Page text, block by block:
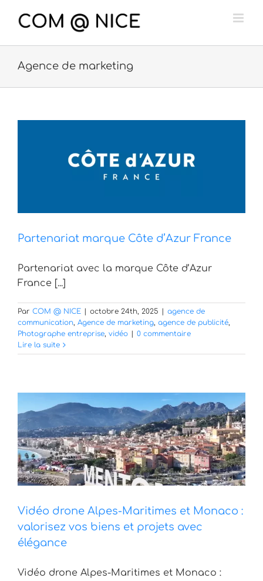
Agence de marketing
Partenariat marque Côte d’Azur France
Partenariat avec la marque Côte d’Azur
France [...]
Par COM @ NICE | octobre 24th, 2025 | agence de
communication, Agence de marketing, agence de publicité,
Photographe entreprise, vidéo | 0 commentaire
Lire la suite
Vidéo drone Alpes-Maritimes et Monaco :
valorisez vos biens et projets avec
élégance
Vidéo drone Alpes-Maritimes et Monaco :